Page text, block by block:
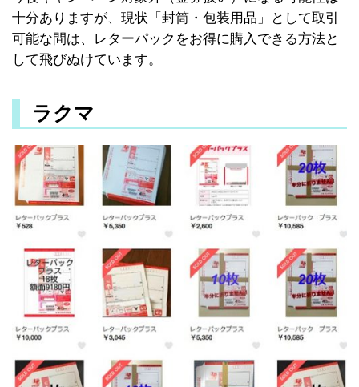
十分ありますが、現状「封筒・包装用品」として取引
可能な間は、レターパックをお得に購入できる方法と
して飛びぬけています。
ラクマ